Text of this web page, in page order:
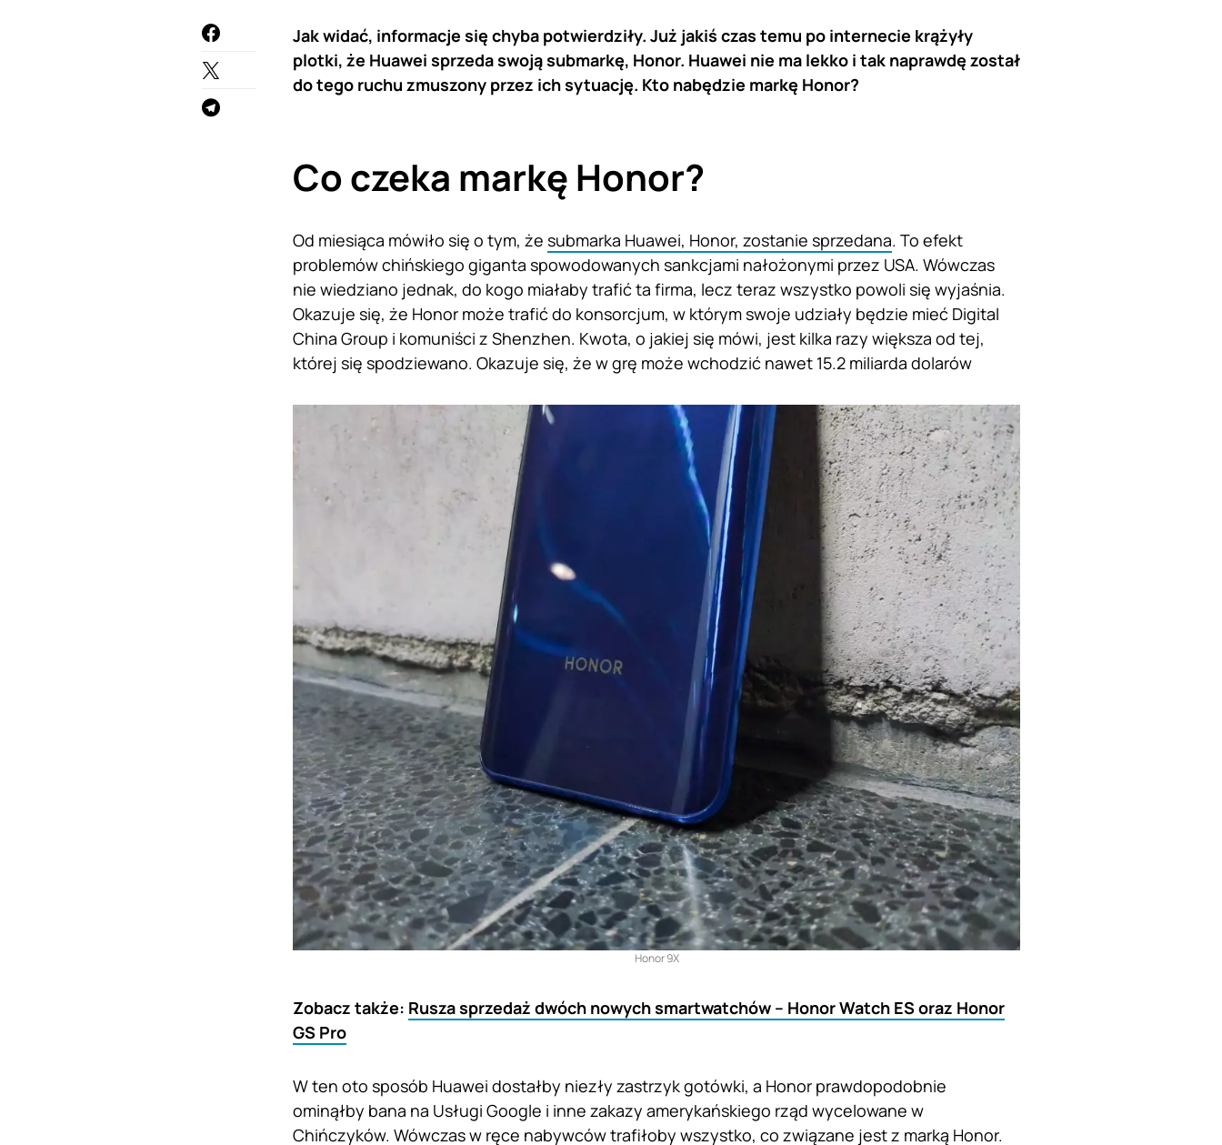
Jak widać, informacje się chyba potwierdziły. Już jakiś czas temu po internecie krążyły
plotki, że Huawei sprzeda swoją submarkę, Honor. Huawei nie ma lekko i tak naprawdę został
do tego ruchu zmuszony przez ich sytuację. Kto nabędzie markę Honor?
Co czeka markę Honor?
Od miesiąca mówiło się o tym, że submarka Huawei, Honor, zostanie sprzedana. To efekt
problemów chińskiego giganta spowodowanych sankcjami nałożonymi przez USA. Wówczas
nie wiedziano jednak, do kogo miałaby trafić ta firma, lecz teraz wszystko powoli się wyjaśnia.
Okazuje się, że Honor może trafić do konsorcjum, w którym swoje udziały będzie mieć Digital
China Group i komuniści z Shenzhen. Kwota, o jakiej się mówi, jest kilka razy większa od tej,
której się spodziewano. Okazuje się, że w grę może wchodzić nawet 15.2 miliarda dolarów
Honor 9X
Zobacz także: Rusza sprzedaż dwóch nowych smartwatchów – Honor Watch ES oraz Honor
GS Pro
W ten oto sposób Huawei dostałby niezły zastrzyk gotówki, a Honor prawdopodobnie
ominąłby bana na Usługi Google i inne zakazy amerykańskiego rząd wycelowane w
Chińczyków. Wówczas w ręce nabywców trafiłoby wszystko, co związane jest z marką Honor.